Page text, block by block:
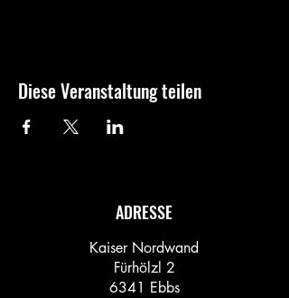
Diese Veranstaltung teilen
ADRESSE
Kaiser Nordwand
Fürhölzl 2
6341 Ebbs